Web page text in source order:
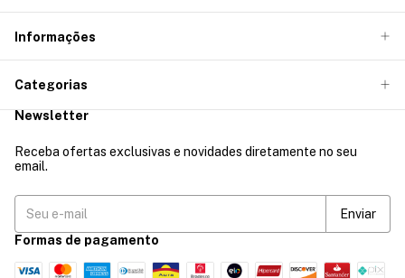
Informações
Categorias
Newsletter
Receba ofertas exclusivas e novidades diretamente no seu
email.
Formas de pagamento